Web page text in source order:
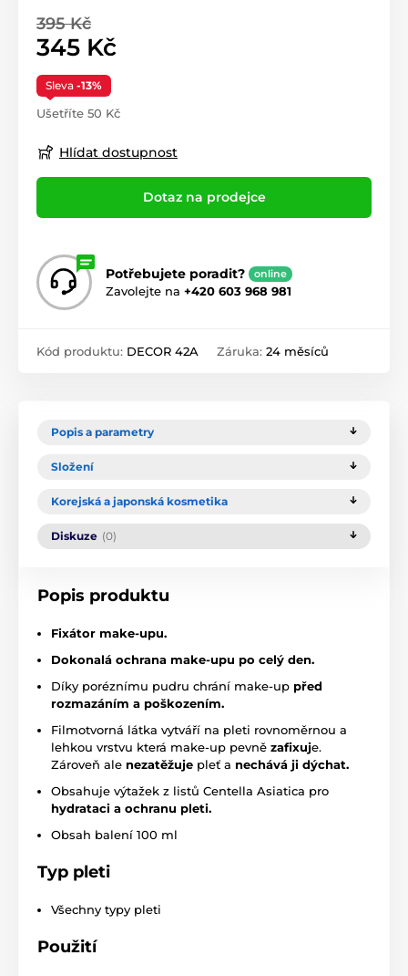
395 Kč
345 Kč
Sleva -13%
Ušetříte 50 Kč
Hlídat dostupnost
Dotaz na prodejce
Potřebujete poradit? online
Zavolejte na +420 603 968 981
Kód produktu: DECOR 42A Záruka: 24 měsíců
Popis a parametry
Složení
Korejská a japonská kosmetika
Diskuze (0)
Popis produktu
Fixátor make-upu.
Dokonalá ochrana make-upu po celý den.
Díky poréznímu pudru chrání make-up před
rozmazáním a poškozením.
Filmotvorná látka vytváří na pleti rovnoměrnou a
lehkou vrstvu která make-up pevně zafixuje.
Zároveň ale nezatěžuje pleť a nechává ji dýchat.
Obsahuje výtažek z listů Centella Asiatica pro
hydrataci a ochranu pleti.
Obsah balení 100 ml
Typ pleti
Všechny typy pleti
Použití